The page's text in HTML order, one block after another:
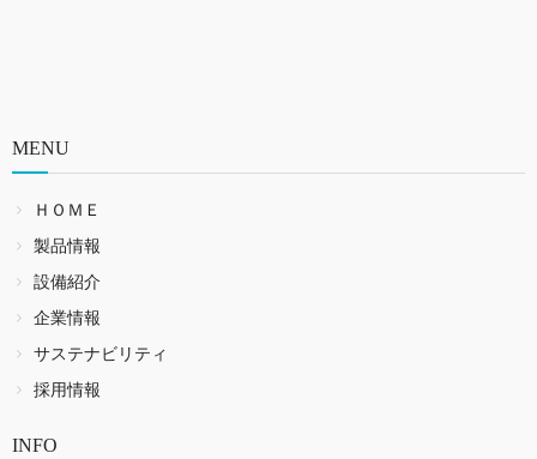
MENU
ＨＯＭＥ
製品情報
設備紹介
企業情報
サステナビリティ
採用情報
INFO